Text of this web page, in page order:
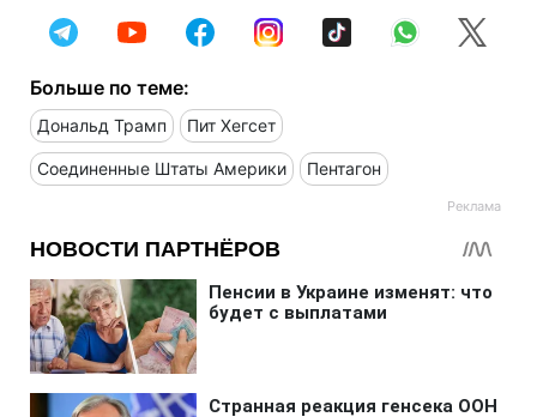
Больше по теме:
Дональд Трамп Пит Хегсет
Соединенные Штаты Америки Пентагон